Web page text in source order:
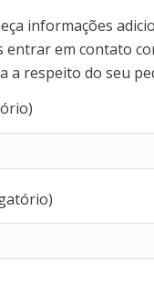
informações
entrar em contato
a respeito do seu